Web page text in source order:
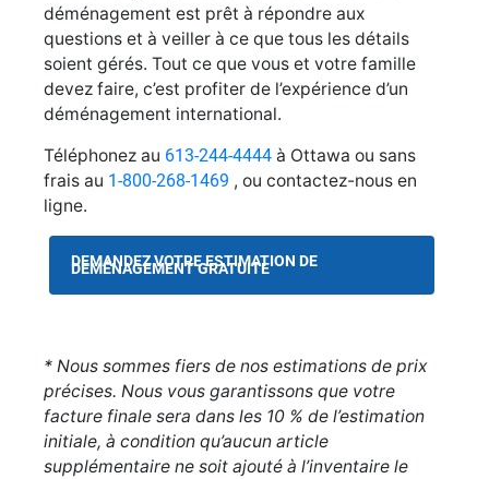
déménagement est prêt à répondre aux
questions et à veiller à ce que tous les détails
soient gérés. Tout ce que vous et votre famille
devez faire, c’est profiter de l’expérience d’un
déménagement international.
Téléphonez au 613-244-4444à Ottawa ou sans
frais au 1-800-268-1469 , ou contactez-nous en
ligne.
DEMANDEZ VOTRE ESTIMATION DE
DÉMÉNAGEMENT GRATUITE
* Nous sommes fiers de nos estimations de prix
précises. Nous vous garantissons que votre
facture finale sera dans les 10 % de l’estimation
initiale, à condition qu’aucun article
supplémentaire ne soit ajouté à l’inventaire le